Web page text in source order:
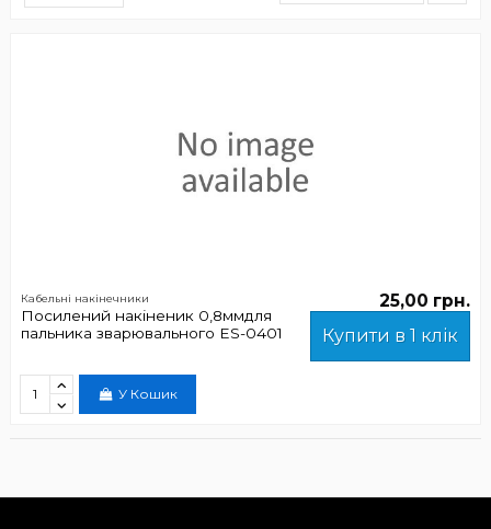
Кабельні накінечники
Посилений накіненик 0,8ммдля
пальника зварювального ES-0401
25,00 грн.
Купити в 1 клік
У Кошик